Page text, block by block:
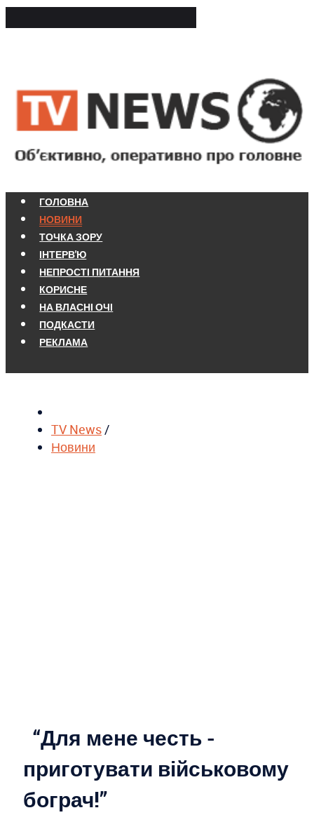
ГОЛОВНА
НОВИНИ
ТОЧКА ЗОРУ
ІНТЕРВ'Ю
НЕПРОСТІ ПИТАННЯ
КОРИСНЕ
НА ВЛАСНІ ОЧІ
ПОДКАСТИ
РЕКЛАМА
TV News/
Новини
“Для мене честь -
приготувати військовому
бограч!”